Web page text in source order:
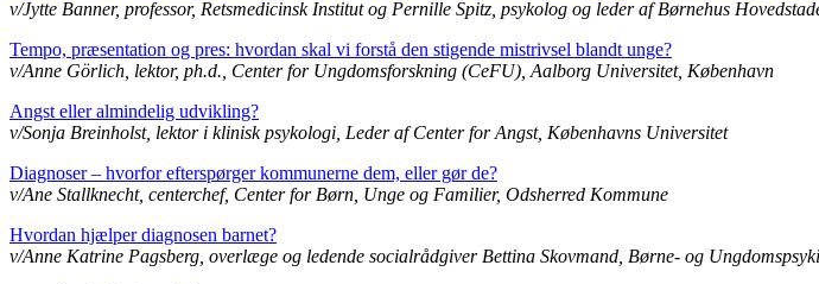
v/Jytte Banner, professor, Retsmedicinsk Institut og Pernille Spitz, psykolog og leder af Børnehus
Tempo, præsentation og pres: hvordan skal vi forstå den stigende mistrivsel blandt unge?
v/Anne Görlich, lektor, ph.d., Center for Ungdomsforskning (CeFU), Aalborg Universitet, København
Angst eller almindelig udvikling?
v/Sonja Breinholst, lektor i klinisk psykologi, Leder af Center for Angst, Københavns Universitet
Diagnoser – hvorfor efterspørger kommunerne dem, eller gør de?
v/Ane Stallknecht, centerchef, Center for Børn, Unge og Familier, Odsherred Kommune
Hvordan hjælper diagnosen barnet?
v/Anne Katrine Pagsberg, overlæge og ledende socialrådgiver Bettina Skovmand, Børne- og